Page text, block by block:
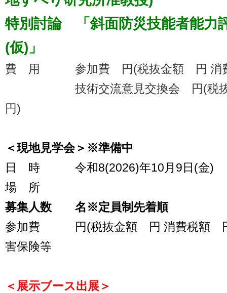
特別討論 「斜面防災技能者能力
(仮) 」
費 用 参加費 円(税抜金額 円 消
技術交流意見交換会 円(税抜
円)
＜現地見学会＞※準備中
日 時 令和8(2026)年10月9日(金)
場 所
募集人数 名※定員制先着順
参加費 円(税抜金額 円 消費税額 円
害保険等
＜展示ブース出展＞